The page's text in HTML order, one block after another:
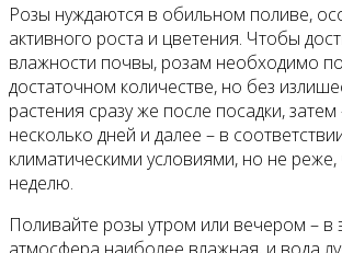
Розы нуждаются в обильном поливе,
активного роста и цветения. Чтобы
влажности почвы, розам необходимо
достаточном количестве, но без
растения сразу же после посадки, затем
несколько дней и далее – в
климатическими условиями, но не реже,
неделю.
Поливайте розы утром или вечером – в